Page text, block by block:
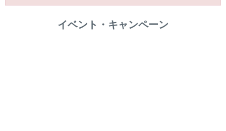
イベント・キャンペーン